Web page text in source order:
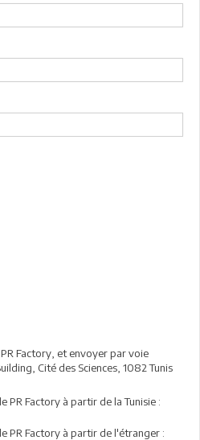
Factory, et envoyer par voie
Cité des Sciences, 1082 Tunis
PR Factory à partir de la Tunisie :
PR Factory à partir de l'étranger :